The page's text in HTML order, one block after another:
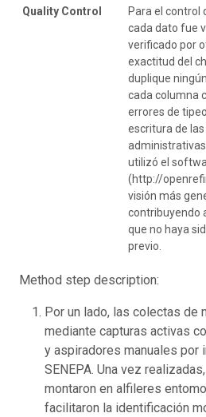
Quality Control
Para el control
cada dato fue
verificado por
exactitud del
duplique
cada columna
errores de
escritura de
utilizó el
(http://
visión más
contribuyendo
que no haya
previo.
Method step description:
Por un lado, las colectas de
mediante capturas activas
y aspiradores manuales por
SENEPA. Una vez
montaron en alfileres
facilitaron la identificación